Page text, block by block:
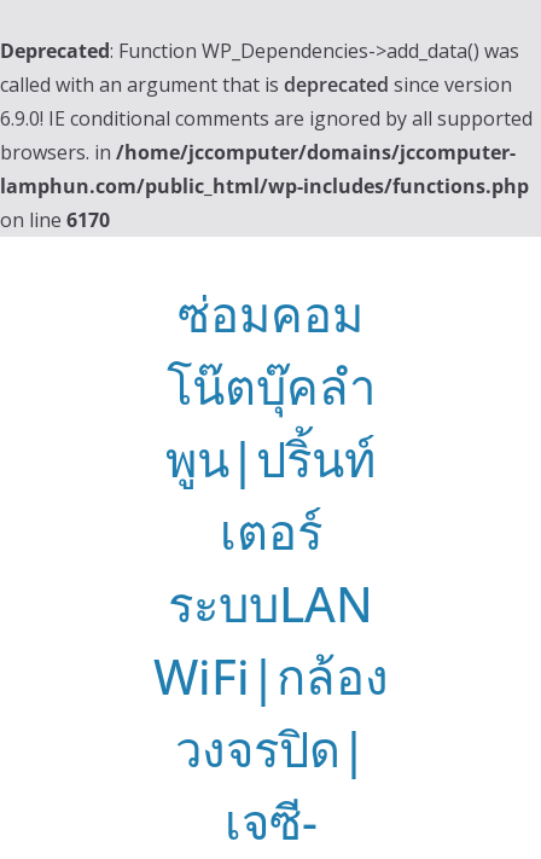
Deprecated: Function WP_Dependencies->add_data() was
called with an argument that is deprecated since version
6.9.0! IE conditional comments are ignored by all supported
browsers. in /home/jccomputer/domains/jccomputer-
lamphun.com/public_html/wp-includes/functions.php
on line 6170
ซ่อมคอม
โน๊ตบุ๊คลำ
พูน|ปริ้นท์
เตอร์
ระบบLAN
WiFi|กล้อง
วงจรปิด|
เจซี-